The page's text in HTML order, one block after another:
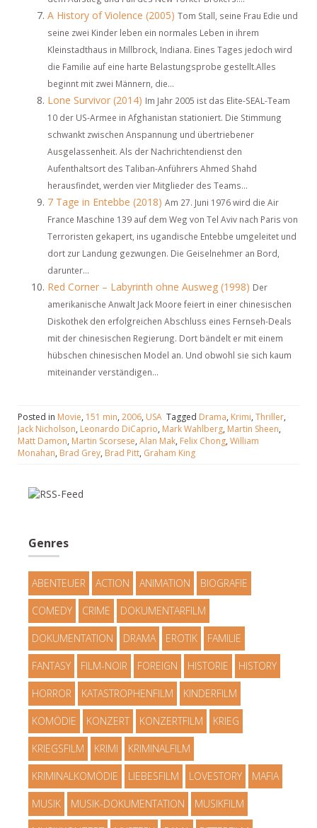
A History of Violence (2005) Tom Stall, seine Frau Edie und
seine zwei Kinder leben ein normales Leben in ihrem
Kleinstadthaus in Millbrock, Indiana. Eines Tages jedoch wird
die Familie auf eine harte Belastungsprobe gestellt.Alles
beginnt mit zwei Männern, die...
Lone Survivor (2014) Im Jahr 2005 ist das Elite-SEAL-Team
10 der US-Armee in Afghanistan stationiert. Die Stimmung
schwankt zwischen Anspannung und übertriebener
Ausgelassenheit. Als der Nachrichtendienst den
Aufenthaltsort des Taliban-Anführers Ahmed Shahd
herausfindet, werden vier Mitglieder des Teams...
7 Tage in Entebbe (2018) Am 27. Juni 1976 wird die Air
France Maschine 139 auf dem Weg von Tel Aviv nach Paris von
Terroristen gekapert, ins ugandische Entebbe umgeleitet und
dort zur Landung gezwungen. Die Geiselnehmer an Bord,
darunter...
Red Corner – Labyrinth ohne Ausweg (1998) Der
amerikanische Anwalt Jack Moore feiert in einer chinesischen
Diskothek den erfolgreichen Abschluss eines Fernseh-Deals
mit der chinesischen Regierung. Dort bändelt er mit einem
hübschen chinesischen Model an. Und obwohl sie sich kaum
miteinander verständigen...
Posted in Movie, 151 min, 2006, USA Tagged Drama, Krimi, Thriller,
Jack Nicholson, Leonardo DiCaprio, Mark Wahlberg, Martin Sheen,
Matt Damon, Martin Scorsese, Alan Mak, Felix Chong, William
Monahan, Brad Grey, Brad Pitt, Graham King
Genres
ABENTEUER ACTION ANIMATION BIOGRAFIE
COMEDY CRIME DOKUMENTARFILM
DOKUMENTATION DRAMA EROTIK FAMILIE
FANTASY FILM-NOIR FOREIGN HISTORIE HISTORY
HORROR KATASTROPHENFILM KINDERFILM
KOMÖDIE KONZERT KONZERTFILM KRIEG
KRIEGSFILM KRIMI KRIMINALFILM
KRIMINALKOMÖDIE LIEBESFILM LOVESTORY MAFIA
MUSIK MUSIK-DOKUMENTATION MUSIKFILM